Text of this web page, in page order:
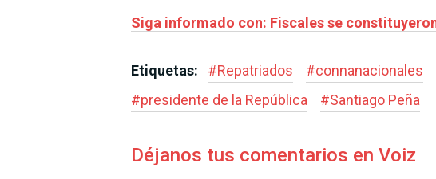
Siga informado con: Fiscales se
Etiquetas: #Repatriados #connanacionales
#presidente de la República #Santiago Peña
Déjanos tus comentarios en Voiz